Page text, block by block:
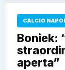
CALCIO
Boniek:
aperta”